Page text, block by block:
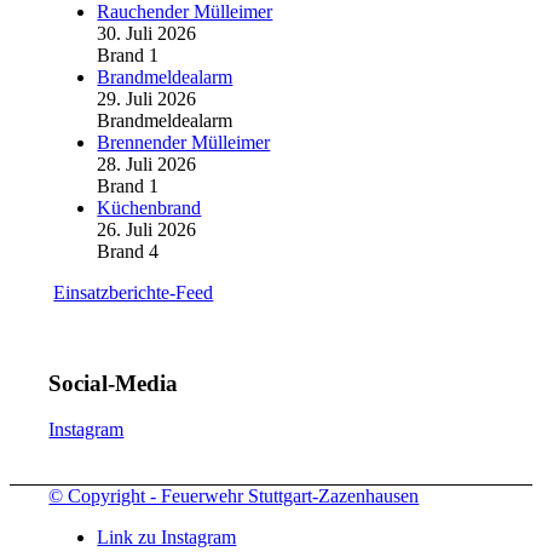
Rauchender Mülleimer
30. Juli 2026
Brand 1
Brandmeldealarm
29. Juli 2026
Brandmeldealarm
Brennender Mülleimer
28. Juli 2026
Brand 1
Küchenbrand
26. Juli 2026
Brand 4
Einsatzberichte-Feed
Social-Media
Instagram
© Copyright - Feuerwehr Stuttgart-Zazenhausen
Link zu Instagram